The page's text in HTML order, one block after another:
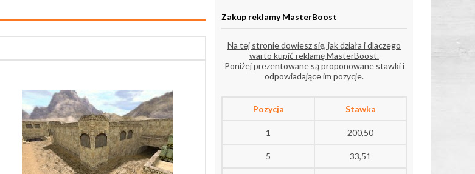
Zakup reklamy MasterBoost
Na tej stronie dowiesz się, jak działa i dlaczego
warto kupić reklamę MasterBoost.
Poniżej prezentowane są proponowane stawki i
odpowiadające im pozycje.
Pozycja Stawka
1 200,50
5 33,51